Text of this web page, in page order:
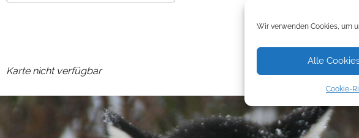
Wir verwenden Cookies, um
Alle
Cookie-
Karte nicht verfügbar